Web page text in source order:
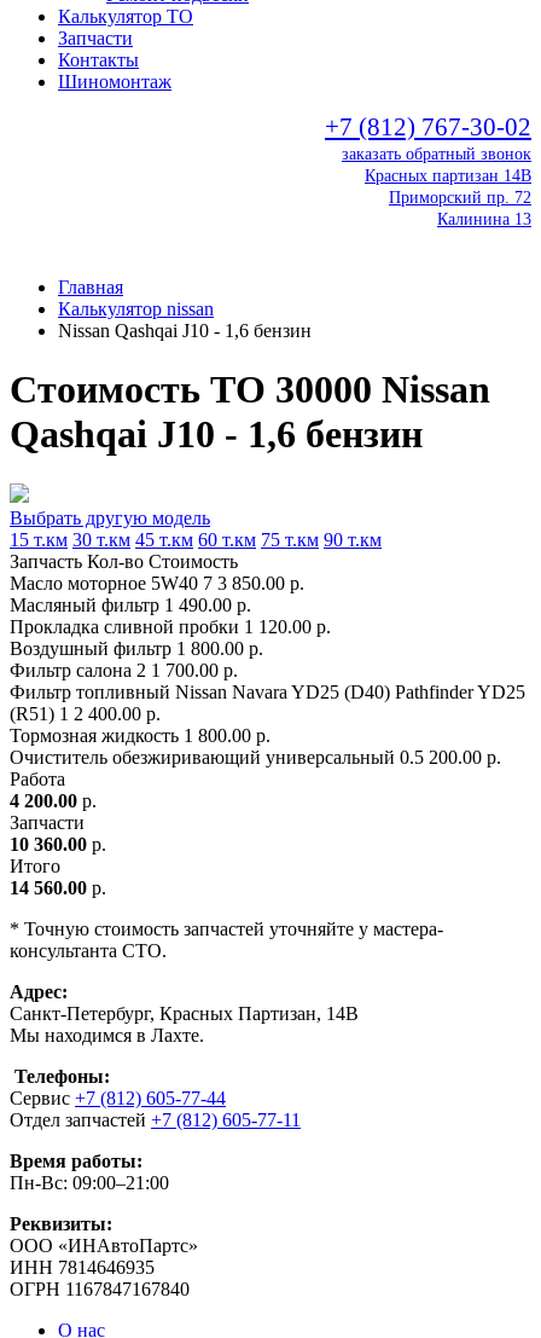
Калькулятор ТО
Запчасти
Контакты
Шиномонтаж
+7 (812) 767-30-02
заказать обратный звонок
Красных партизан 14В
Приморский пр. 72
Калинина 13
Главная
Калькулятор nissan
Nissan Qashqai J10 - 1,6 бензин
Стоимость ТО 30000 Nissan
Qashqai J10 - 1,6 бензин
Выбрать другую модель
15 т.км 30 т.км 45 т.км 60 т.км 75 т.км 90 т.км
Запчасть Кол-во Стоимость
Масло моторное 5W40 7 3 850.00 р.
Масляный фильтр 1 490.00 р.
Прокладка сливной пробки 1 120.00 р.
Воздушный фильтр 1 800.00 р.
Фильтр салона 2 1 700.00 р.
Фильтр топливный Nissan Navara YD25 (D40) Pathfinder YD25
(R51) 1 2 400.00 р.
Тормозная жидкость 1 800.00 р.
Очиститель обезжиривающий универсальный 0.5 200.00 р.
Работа
4 200.00 р.
Запчасти
10 360.00 р.
Итого
14 560.00 р.
* Точную стоимость запчастей уточняйте у мастера-
консультанта СТО.
Адрес:
Санкт-Петербург, Красных Партизан, 14В
Мы находимся в Лахте.
Телефоны:
Сервис +7 (812) 605-77-44
Отдел запчастей +7 (812) 605-77-11
Время работы:
Пн-Вс: 09:00–21:00
Реквизиты:
ООО «ИНАвтоПартс»
ИНН 7814646935
ОГРН 1167847167840
О нас